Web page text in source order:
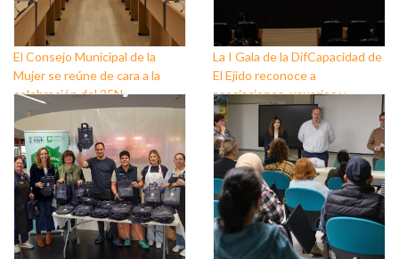
El Consejo Municipal de la
Mujer se reúne de cara a la
celebración del 25N
La I Gala de la DifCapacidad de
El Ejido reconoce a
asociaciones, usuarios y
personas que trabajan a favor
de este colectivo